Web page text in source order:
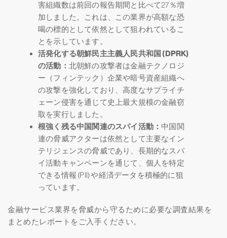
害組織数は前回の報告期間と比べて27％増
加しました。これは、この業界が高額な恐
喝の標的として依然として狙われているこ
とを示しています。
活発化する朝鮮民主主義人民共和国 (DPRK)
の活動： 北朝鮮の攻撃者は金融テクノロジ
ー（フィンテック）企業や暗号資産組織へ
の攻撃を強化しており、高度なサプライチ
ェーン侵害を通じて史上最大規模の金融窃
取を実行しました。
根強く残る中国関連のスパイ活動：中国関
連の脅威アクターは依然として主要なイン
テリジェンスの脅威であり、長期的なスパ
イ活動キャンペーンを通じて、個人を特定
できる情報 (PII) や経済データを積極的に狙
っています。
金融サービス業界を脅威から守るために必要な調査結果を
まとめたレポートをご入手ください。